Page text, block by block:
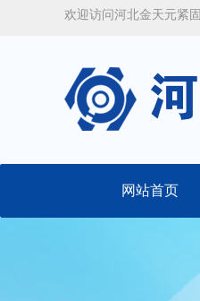
欢迎访问河北金天元紧
网站首页